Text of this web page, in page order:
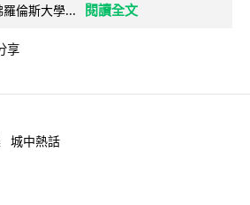
倫斯大學...
閱讀全文
享
城中熱話